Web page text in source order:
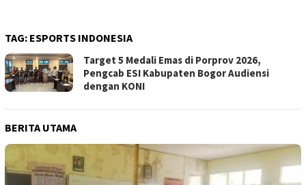
TAG: ESPORTS INDONESIA
Target 5 Medali Emas di Porprov 2026,
Pengcab ESI Kabupaten Bogor Audiensi
dengan KONI
BERITA UTAMA